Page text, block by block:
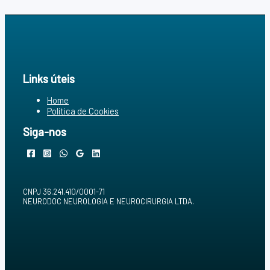
Links úteis
Home
Política de Cookies
Siga-nos
CNPJ 36.241.410/0001-71
NEURODOC NEUROLOGIA E NEUROCIRURGIA LTDA.